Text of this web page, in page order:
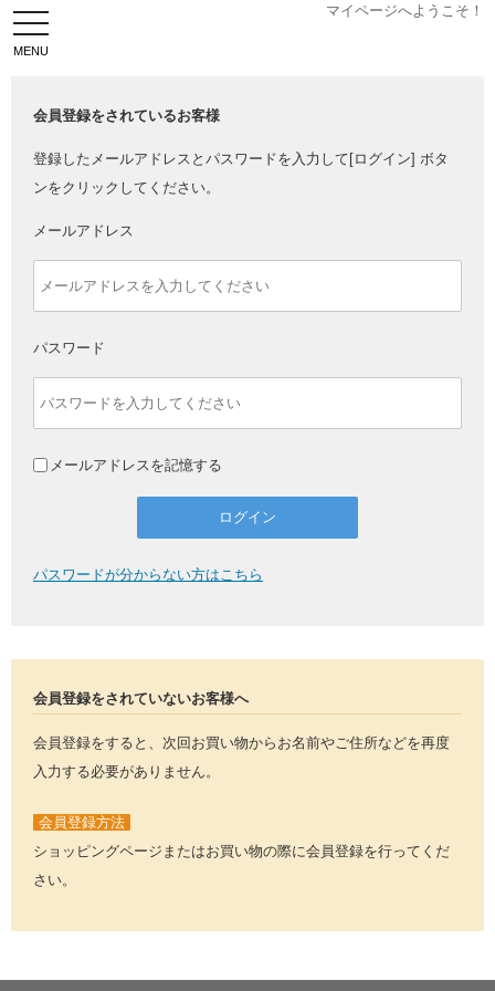
マイページへようこそ！
toggle
navigation
会員登録をされているお客様
登録したメールアドレスとパスワードを入力して[ログイン] ボタ
ンをクリックしてください。
メールアドレス
パスワード
メールアドレスを記憶する
パスワードが分からない方はこちら
会員登録をされていないお客様へ
会員登録をすると、次回お買い物からお名前やご住所などを再度
入力する必要がありません。
会員登録方法
ショッピングページまたはお買い物の際に会員登録を行ってくだ
さい。